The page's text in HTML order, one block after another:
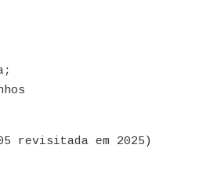
revisitada em 2025)